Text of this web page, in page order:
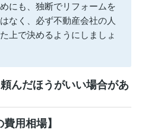
にも、独断でリフォームを
なく、必ず不動産会社の人
上で決めるようにしましょ
んだほうがいい場合があ
用相場】